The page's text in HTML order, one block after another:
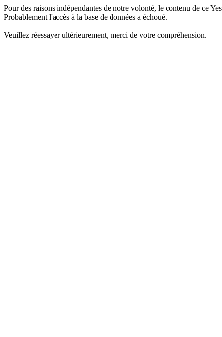
Pour des raisons indépendantes de notre volonté, le contenu de ce
Probablement l'accès à la base de données a échoué.
Veuillez réessayer ultérieurement, merci de votre compréhension.